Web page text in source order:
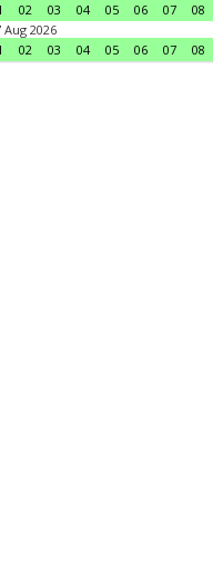
02 03 04 05 06 07 08
Aug 2026
02 03 04 05 06 07 08